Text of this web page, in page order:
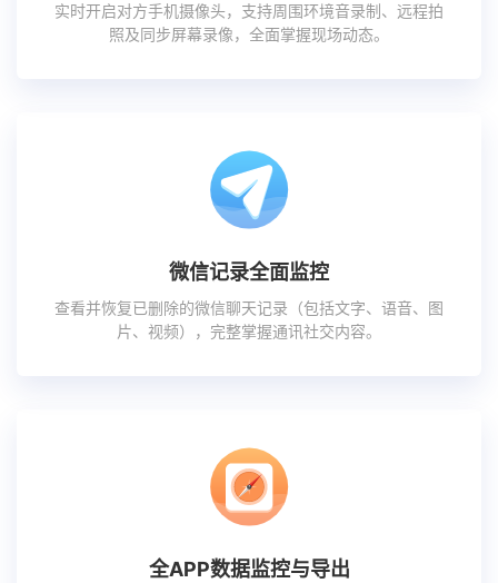
实时开启对方手机摄像头，支持周围环境音录制、远程拍
照及同步屏幕录像，全面掌握现场动态。
微信记录全面监控
查看并恢复已删除的微信聊天记录（包括文字、语音、图
片、视频），完整掌握通讯社交内容。
全APP数据监控与导出